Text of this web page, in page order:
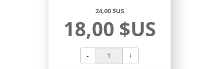
24,00 $US
18,00 $US
- +